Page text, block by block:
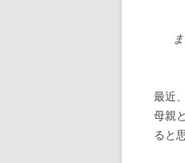
最近
母親
ると